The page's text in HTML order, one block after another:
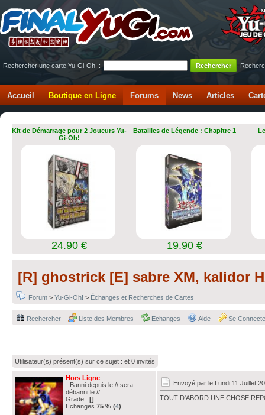
Rechercher une carte Yu-Gi-Oh! :
Accueil Boutique en Ligne Forums News Articles
Kit de Démarrage pour 2 Joueurs Yu-
Gi-Oh!
24.90 €
Batailles de Légende : Chapitre 1
19.90 €
[R] ghostrick [E] sabre XM, kalidor
Forum > Yu-Gi-Oh! > Échanges et Recherches de Cartes
Rechercher Liste des Membres Echanges Aide Se
Utilisateur(s) présent(s) sur ce sujet : et 0 invités
Hors Ligne
Banni depuis le // sera
débanni le //
Grade : []
Echanges 75 % (4)
Envoyé par le Lundi 11 Juillet
TOUT D'ABORD UNE CHOSE